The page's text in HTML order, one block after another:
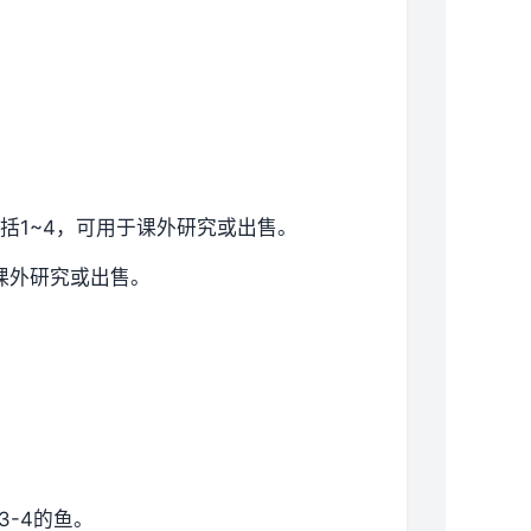
1~4，可用于课外研究或出售。
研究或出售。
4的鱼。